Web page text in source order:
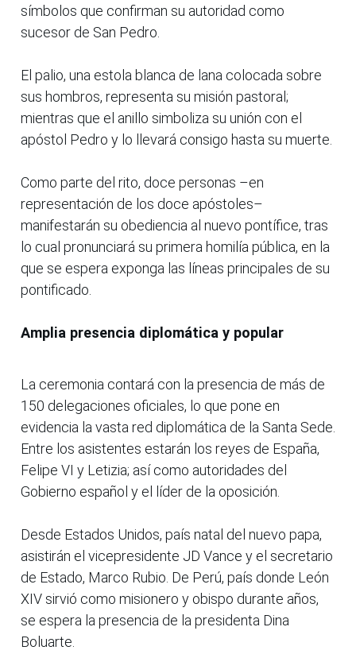
símbolos que confirman su autoridad como
sucesor de San Pedro.
El palio, una estola blanca de lana colocada sobre
sus hombros, representa su misión pastoral;
mientras que el anillo simboliza su unión con el
apóstol Pedro y lo llevará consigo hasta su muerte.
Como parte del rito, doce personas –en
representación de los doce apóstoles–
manifestarán su obediencia al nuevo pontífice, tras
lo cual pronunciará su primera homilía pública, en la
que se espera exponga las líneas principales de su
pontificado.
Amplia presencia diplomática y popular
La ceremonia contará con la presencia de más de
150 delegaciones oficiales, lo que pone en
evidencia la vasta red diplomática de la Santa Sede.
Entre los asistentes estarán los reyes de España,
Felipe VI y Letizia; así como autoridades del
Gobierno español y el líder de la oposición.
Desde Estados Unidos, país natal del nuevo papa,
asistirán el vicepresidente JD Vance y el secretario
de Estado, Marco Rubio. De Perú, país donde León
XIV sirvió como misionero y obispo durante años,
se espera la presencia de la presidenta Dina
Boluarte.